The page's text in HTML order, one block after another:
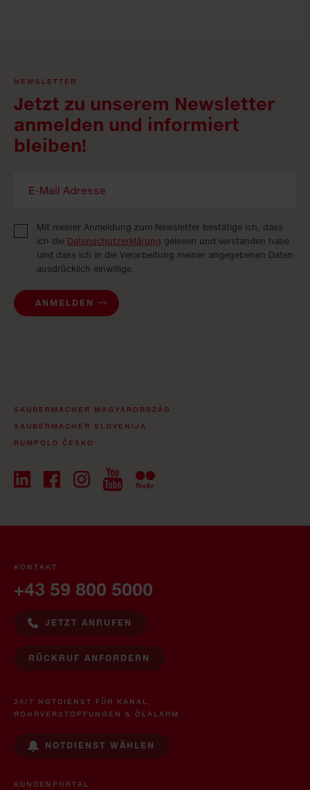
NEWSLETTER
Jetzt zu unserem Newsletter
anmelden und informiert
bleiben!
Mit meiner Anmeldung zum Newsletter bestätige ich, dass
ich die Datenschutzerklärung gelesen und verstanden habe
und dass ich in die Verarbeitung meiner angegebenen Daten
ausdrücklich einwillige.
ANMELDEN
SAUBERMACHER MAGYARORSZÁG
SAUBERMACHER SLOVENIJA
RUMPOLD ČESKO
KONTAKT
+43 59 800 5000
JETZT ANRUFEN
RÜCKRUF ANFORDERN
24/7 NOTDIENST FÜR KANAL,
ROHRVERSTOPFUNGEN & ÖLALARM
NOTDIENST WÄHLEN
KUNDENPORTAL